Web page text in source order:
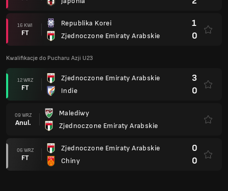
16 KWI
FT
Republika Korei
Zjednoczone Emiraty Arabskie
1
0
Kwalifikacje do Pucharu Azji U23
12 WRZ
FT
Zjednoczone Emiraty Arabskie
Indie
3
0
09 WRZ
Anul.
Malediwy
Zjednoczone Emiraty Arabskie
06 WRZ
FT
Zjednoczone Emiraty Arabskie
Chiny
0
0